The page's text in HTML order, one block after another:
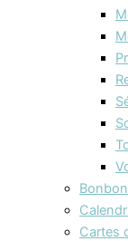
Cartes